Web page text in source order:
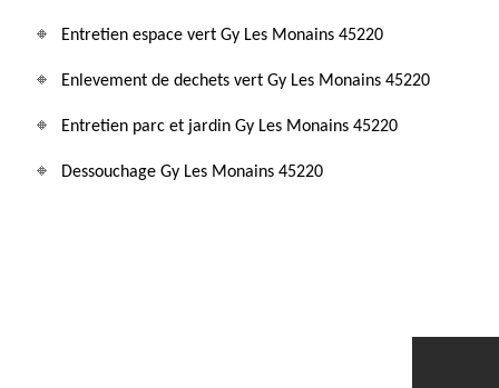
Entretien espace vert Gy Les Monains 45220
Enlevement de dechets vert Gy Les Monains 45220
Entretien parc et jardin Gy Les Monains 45220
Dessouchage Gy Les Monains 45220